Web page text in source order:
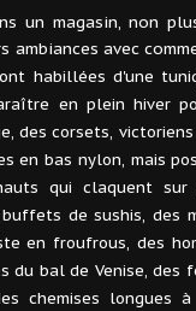
un magasin, non
ambiances avec
habillées d'une
en plein hiver
des corsets,
en bas nylon, mais
qui claquent sur
de sushis, des
en froufrous, des
du bal de Venise,
chemises longues